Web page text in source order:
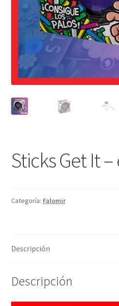
Sticks Get It
Categoría: Falomir
Descripción
Descripción